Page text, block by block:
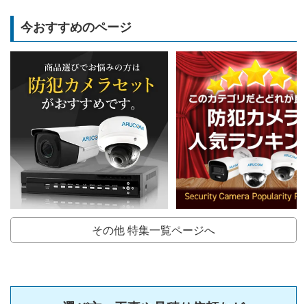
今おすすめのページ
その他 特集一覧ページへ